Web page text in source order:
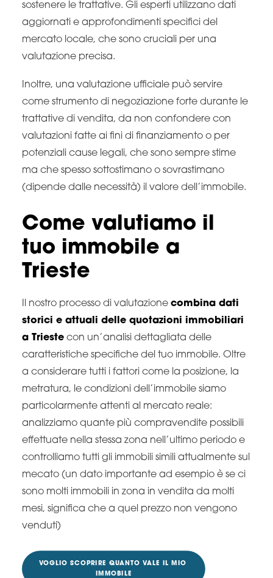
sostenere le trattative. Gli esperti utilizzano dati
aggiornati e approfondimenti specifici del
mercato locale, che sono cruciali per una
valutazione precisa.
Inoltre, una valutazione ufficiale può servire
come strumento di negoziazione forte durante le
trattative di vendita, da non confondere con
valutazioni fatte ai fini di finanziamento o per
potenziali cause legali, che sono sempre stime
ma che spesso sottostimano o sovrastimano
(dipende dalle necessità) il valore dell’immobile.
Come valutiamo il
tuo immobile a
Trieste
Il nostro processo di valutazione combina dati
storici e attuali delle quotazioni immobiliari
a Trieste con un’analisi dettagliata delle
caratteristiche specifiche del tuo immobile. Oltre
a considerare tutti i fattori come la posizione, la
metratura, le condizioni dell’immobile siamo
particolarmente attenti al mercato reale:
analizziamo quante più compravendite possibili
effettuate nella stessa zona nell’ultimo periodo e
controlliamo tutti gli immobili simili attualmente sul
mecato (un dato importante ad esempio è se ci
sono molti immobili in zona in vendita da molti
mesi, significa che a quel prezzo non vengono
venduti)
VOGLIO SCOPRIRE QUANTO VALE IL MIO
IMMOBILE